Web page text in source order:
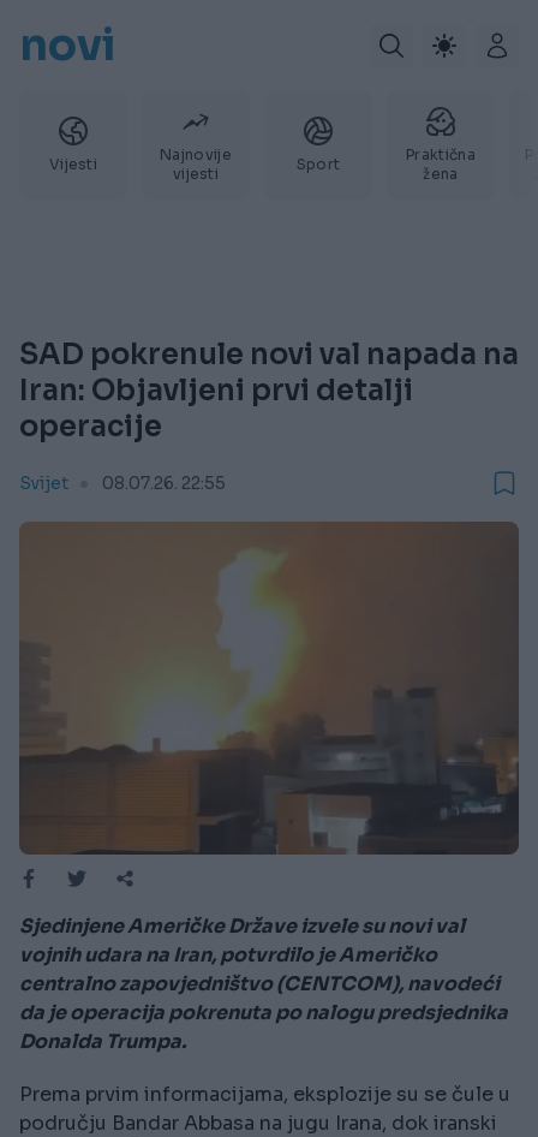
novi
Vijesti
Najnovije
vijesti
Sport
Praktična
žena
SAD pokrenule novi val napada na
Iran: Objavljeni prvi detalji
operacije
Svijet 08.07.26. 22:55
Sjedinjene Američke Države izvele su novi val
vojnih udara na Iran, potvrdilo je Američko
centralno zapovjedništvo (CENTCOM), navodeći
da je operacija pokrenuta po nalogu predsjednika
Donalda Trumpa.
Prema prvim informacijama, eksplozije su se čule u
području Bandar Abbasa na jugu Irana, dok iranski